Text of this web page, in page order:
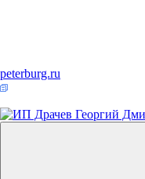
peterburg.ru